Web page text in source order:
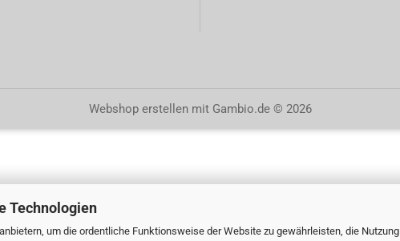
Technologien
um die ordentliche Funktionsweise der Website zu gewährleisten, die Nutzung
Webshop erstellen mit Gambio.de © 2026